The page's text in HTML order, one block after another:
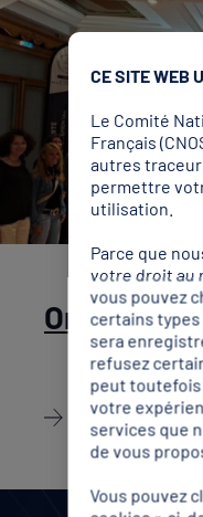
Découvrir
CE SITE WEB
Le Comité
Français
autres
permettre
utilisation.
Parce que
votre droit au
vous pouvez
certains
sera
refusez
peut toutefois
votre
services que
de vous
Vous pouvez